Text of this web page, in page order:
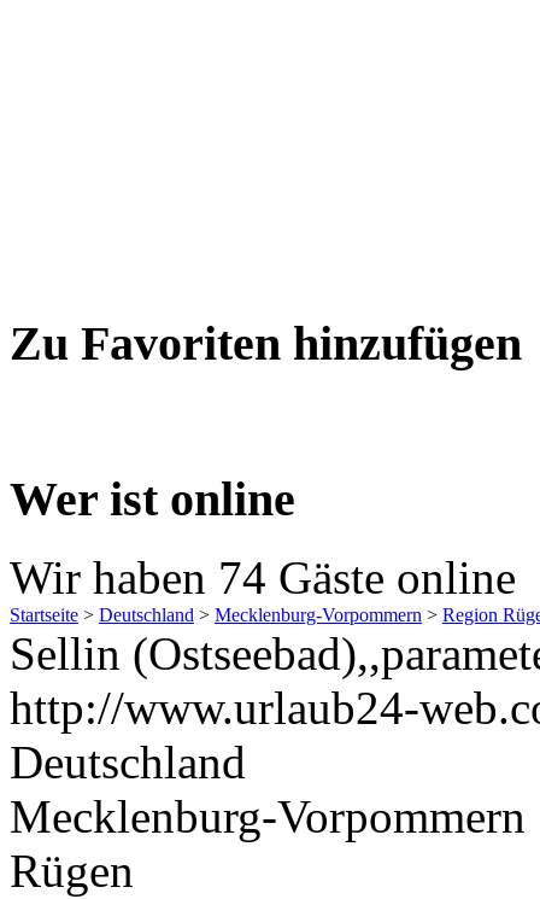
Zu Favoriten hinzufügen
Wer ist online
Wir haben 74 Gäste online
Startseite > Deutschland > Mecklenburg-Vorpommern > Region
Sellin
http://www.urlaub24-
Deutschland
Mecklenburg-Vorpommern
Rügen